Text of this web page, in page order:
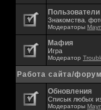
Пользователи
Знакомства.
Модераторы
Мафия
Игра
Модератор
Работа сайта/
Обновления
Списык любых
Модераторы